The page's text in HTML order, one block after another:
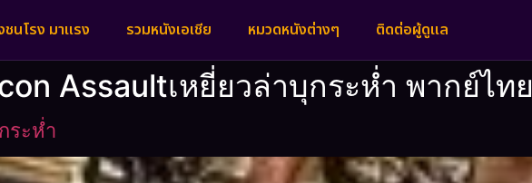
ชนโรง มาแรง รวมหนังเอเชีย หมวดหนังต่างๆ ติดต่อผู้ดูแล
Assaultเหยี่ยวล่าบุกระห่ำ พากย์ไทย
ระห่ำ